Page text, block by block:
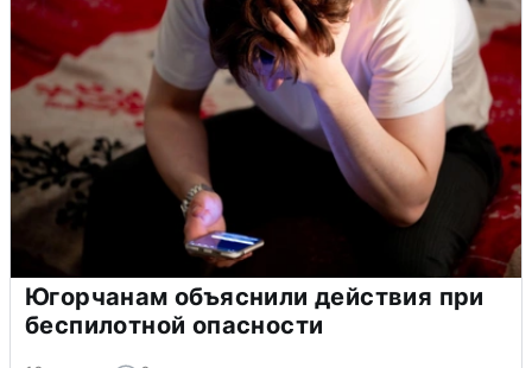
Югорчанам объяснили действия при
беспилотной опасности